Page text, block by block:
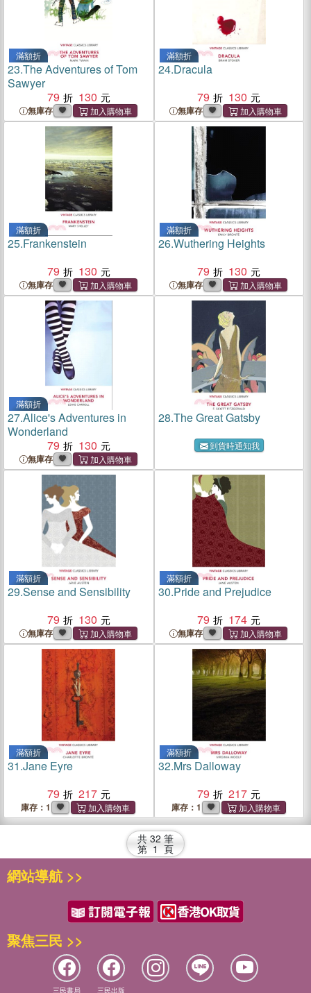
滿額折
23.The Adventures of Tom
Sawyer
79
130
無庫存
滿額折
24.Dracula
79
130
無庫存
滿額折
25.Frankenstein
79
130
無庫存
滿額折
26.Wuthering Heights
79
130
無庫存
滿額折
27.Alice's Adventures in
Wonderland
79
130
無庫存
28.The Great Gatsby
到貨時通知我
滿額折
29.Sense and Sensibility
79
130
無庫存
滿額折
30.Pride and Prejudice
79
174
無庫存
滿額折
31.Jane Eyre
79
217
庫存：1
滿額折
32.Mrs Dalloway
79
217
庫存：1
共 32 筆
第 1 頁
網站導航 >>
聚焦三民 >>
三民書局 三民出版